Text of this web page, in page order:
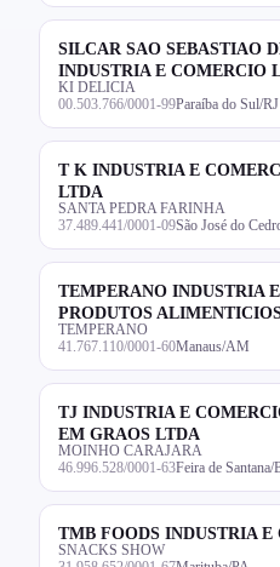
SILCAR SAO SEBASTIAO
INDUSTRIA E COMERCIO
KI DELICIA
00.503.766/0001-99Paraíba do Sul/RJ
T K INDUSTRIA E
LTDA
SANTA PEDRA FARINHA
37.489.441/0001-09São José do
TEMPERANO INDUSTRIA
PRODUTOS
TEMPERANO
41.767.110/0001-60Manaus/AM
TJ INDUSTRIA E
EM GRAOS LTDA
MOINHO CARAJARA
46.996.528/0001-63Feira de Santana/
TMB FOODS INDUSTRIA
SNACKS SHOW